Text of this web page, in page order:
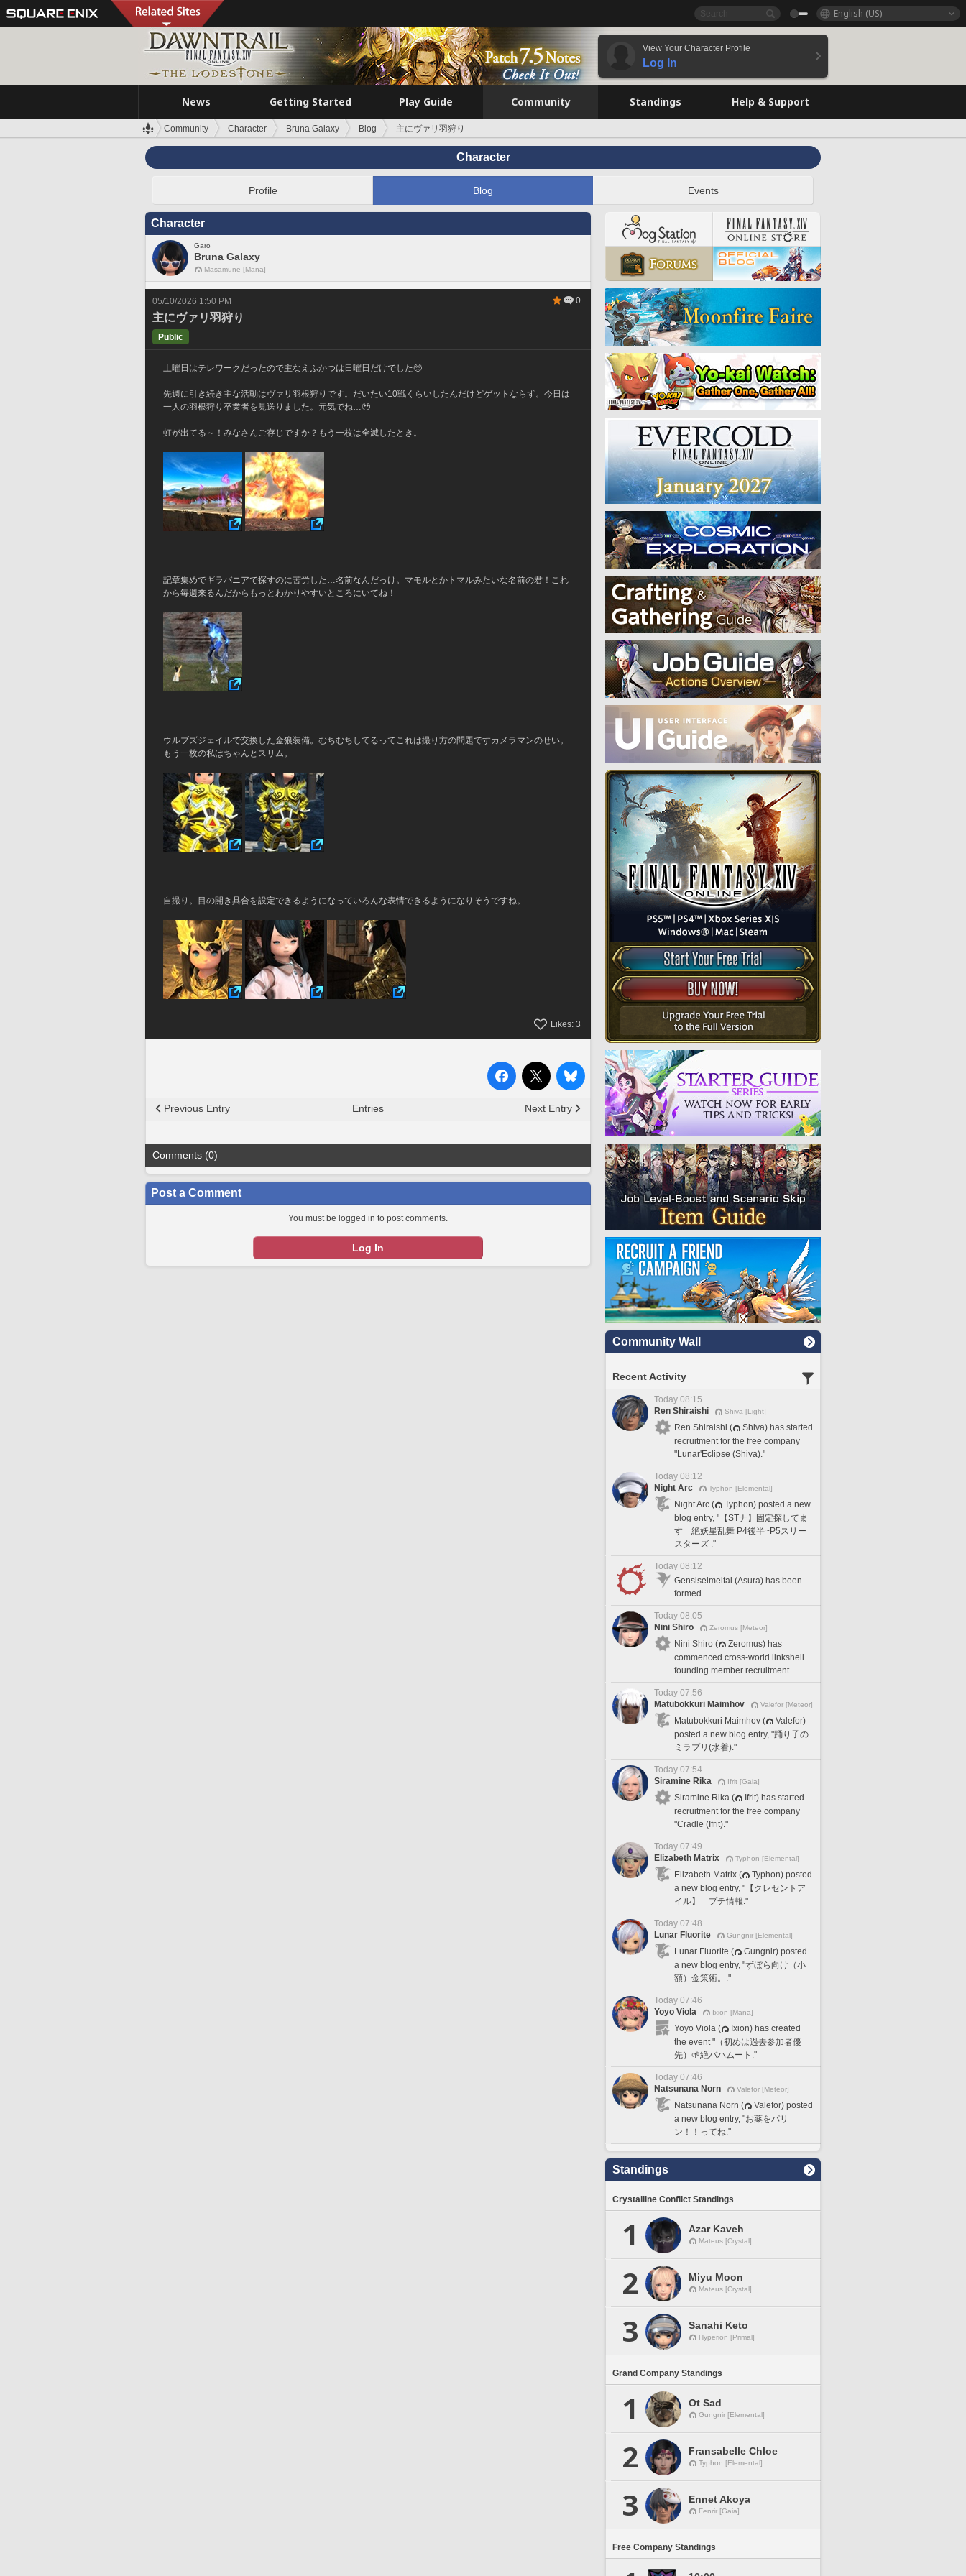
English (US)
View Your Character Profile
Log In
News Getting Started Play Guide Community Standings Help & Support
Community Character Bruna Galaxy Blog 主にヴァリ羽狩り
Character
Profile Blog Events
Character
Garo
Bruna Galaxy
Masamune [Mana]
05/10/2026 1:50 PM 0
主にヴァリ羽狩り
Public
土曜日はテレワークだったので主なえふかつは日曜日だけでした🥺
先週に引き続き主な活動はヴァリ羽根狩りです。だいたい10戦くらいしたんだけどゲットならず。今日は
一人の羽根狩り卒業者を見送りました。元気でね…🥹
虹が出てる～！みなさんご存じですか？もう一枚は全滅したとき。
記章集めでギラバニアで探すのに苦労した…名前なんだっけ。マモルとかトマルみたいな名前の君！これ
から毎週来るんだからもっとわかりやすいところにいてね！
ウルブズジェイルで交換した金狼装備。むちむちしてるってこれは撮り方の問題ですカメラマンのせい。
もう一枚の私はちゃんとスリム。
自撮り。目の開き具合を設定できるようになっていろんな表情できるようになりそうですね。
Likes: 3
Previous Entry Entries Next Entry
Comments (0)
Post a Comment
You must be logged in to post comments.
Log In
Community Wall
Recent Activity
Today 08:15
Ren Shiraishi
Shiva [Light]
Ren Shiraishi (
Shiva) has started
recruitment for the free company
"Lunar'Eclipse (Shiva)."
Today 08:12
Night Arc
Typhon [Elemental]
Night Arc (
Typhon) posted a new
blog entry, "【STナ】固定探してま
す 絶妖星乱舞 P4後半~P5スリー
スターズ ."
Today 08:12
Gensiseimeitai (Asura) has been
formed.
Today 08:05
Nini Shiro
Zeromus [Meteor]
Nini Shiro (
Zeromus) has
commenced cross-world linkshell
founding member recruitment.
Today 07:56
Matubokkuri Maimhov
Valefor [Meteor]
Matubokkuri Maimhov (
Valefor)
posted a new blog entry, "踊り子の
ミラプリ(水着)."
Today 07:54
Siramine Rika
Ifrit [Gaia]
Siramine Rika (
Ifrit) has started
recruitment for the free company
"Cradle (Ifrit)."
Today 07:49
Elizabeth Matrix
Typhon [Elemental]
Elizabeth Matrix (
Typhon) posted
a new blog entry, "【クレセントア
イル】 プチ情報."
Today 07:48
Lunar Fluorite
Gungnir [Elemental]
Lunar Fluorite (
Gungnir) posted
a new blog entry, "ずぼら向け（小
額）金策術。."
Today 07:46
Yoyo Viola
Ixion [Mana]
Yoyo Viola (
Ixion) has created
the event "（初めは過去参加者優
先）🌱絶バハムート."
Today 07:46
Natsunana Norn
Valefor [Meteor]
Natsunana Norn (
Valefor) posted
a new blog entry, "お薬をパリ
ン！！ってね."
Standings
Crystalline Conflict Standings
1 Azar Kaveh
Mateus [Crystal]
2 Miyu Moon
Mateus [Crystal]
3 Sanahi Keto
Hyperion [Primal]
Grand Company Standings
1 Ot Sad
Gungnir [Elemental]
2 Fransabelle Chloe
Typhon [Elemental]
3 Ennet Akoya
Fenrir [Gaia]
Free Company Standings